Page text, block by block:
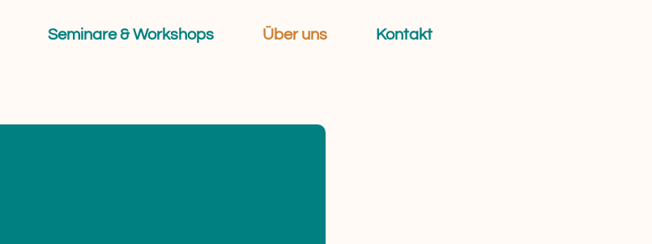
Seminare & Workshops Über uns Kontakt